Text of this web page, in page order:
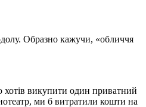
Образно кажучи, «обличчя
хотів викупити один приватний
ми б витратили кошти на